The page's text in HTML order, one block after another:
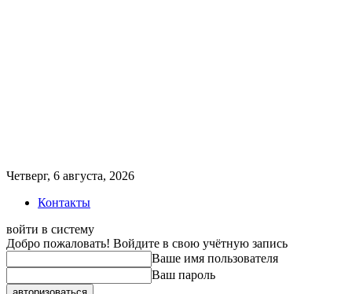
Четверг, 6 августа, 2026
Контакты
войти в систему
Добро пожаловать! Войдите в свою учётную запись
Ваше имя пользователя
Ваш пароль